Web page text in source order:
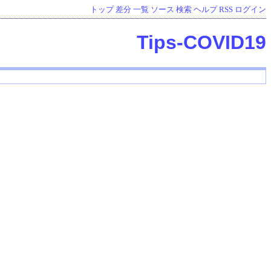
トップ 差分 一覧 ソース 検索 ヘルプ RSS ログイン
Tips-COVID19